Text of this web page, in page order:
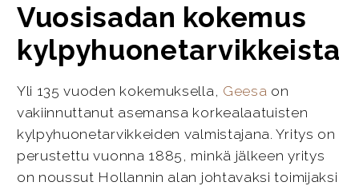
Vuosisadan kokemus
kylpyhuonetarvikkeista
Yli 135 vuoden kokemuksella, Geesa on
vakiinnuttanut asemansa korkealaatuisten
kylpyhuonetarvikkeiden valmistajana. Yritys on
perustettu vuonna 1885, minkä jälkeen yritys
on noussut Hollannin alan johtavaksi toimijaksi